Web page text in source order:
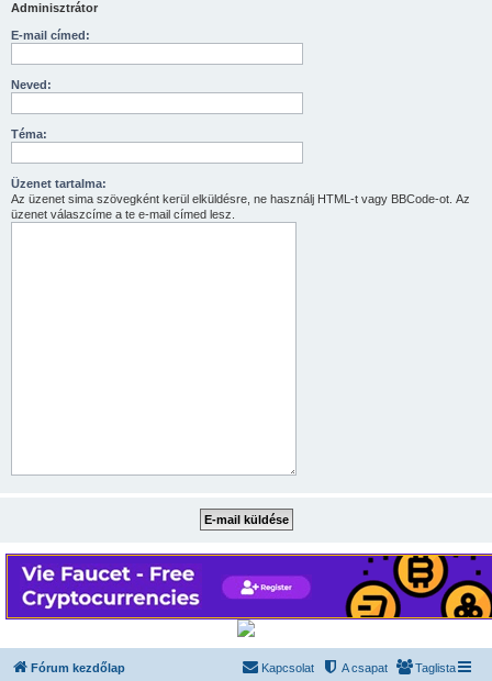
Adminisztrátor
E-mail címed:
Neved:
Téma:
Üzenet tartalma:
Az üzenet sima szövegként kerül elküldésre, ne használj HTML-t vagy BBCode-ot. Az
üzenet válaszcíme a te e-mail címed lesz.
Fórum kezdőlap Taglista
A csapat
Kapcsolat